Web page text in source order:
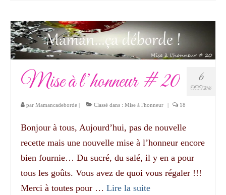
6
OCT 2016
Mise à l’honneur # 20
par Mamancadeborde | Classé dans : Mise à l'honneur | 18
Bonjour à tous, Aujourd’hui, pas de nouvelle
recette mais une nouvelle mise à l’honneur encore
bien fournie… Du sucré, du salé, il y en a pour
tous les goûts. Vous avez de quoi vous régaler !!!
Merci à toutes pour … Lire la suite­­